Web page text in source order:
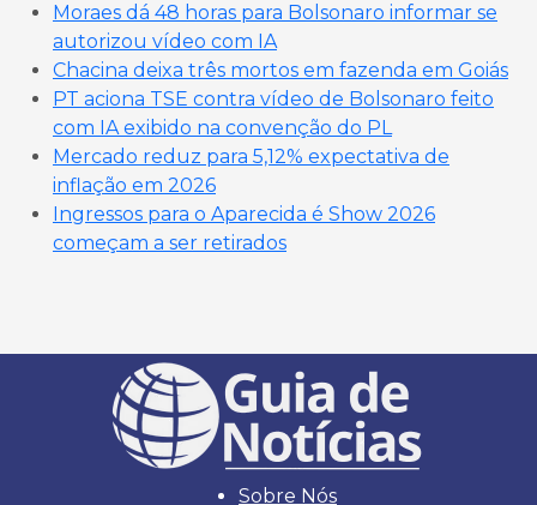
Moraes dá 48 horas para Bolsonaro informar se
autorizou vídeo com IA
Chacina deixa três mortos em fazenda em Goiás
PT aciona TSE contra vídeo de Bolsonaro feito
com IA exibido na convenção do PL
Mercado reduz para 5,12% expectativa de
inflação em 2026
Ingressos para o Aparecida é Show 2026
começam a ser retirados
Sobre Nós